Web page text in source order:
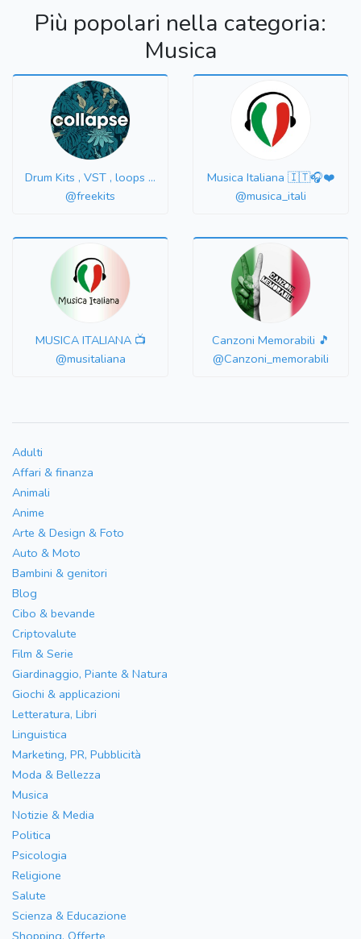
Più popolari nella categoria:
Musica
Drum Kits , VST , loops ...
@freekits
Musica Italiana 🇮🇹🎧❤️
@musica_itali
MUSICA ITALIANA 📺
@musitaliana
Canzoni Memorabili 🎵
@Canzoni_memorabili
Adulti
Affari & finanza
Animali
Anime
Arte & Design & Foto
Auto & Moto
Bambini & genitori
Blog
Cibo & bevande
Criptovalute
Film & Serie
Giardinaggio, Piante & Natura
Giochi & applicazioni
Letteratura, Libri
Linguistica
Marketing, PR, Pubblicità
Moda & Bellezza
Musica
Notizie & Media
Politica
Psicologia
Religione
Salute
Scienza & Educazione